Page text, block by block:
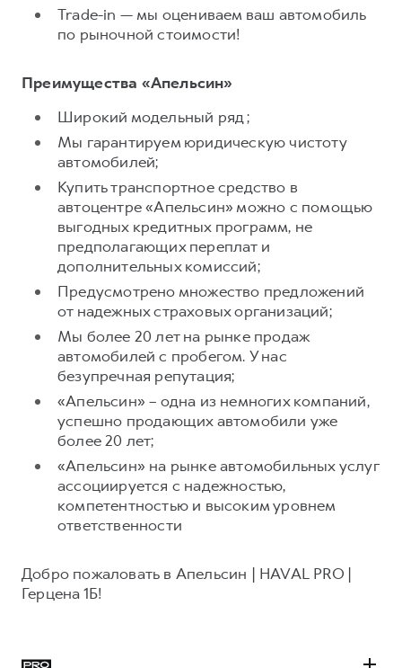
Trade-in — мы оцениваем ваш автомобиль
по рыночной стоимости!
Преимущества «Апельсин»
Широкий модельный ряд ;
Мы гарантируем юридическую чистоту
автомобилей;
Купить транспортное средство в
автоцентре «Апельсин» можно с помощью
выгодных кредитных программ, не
предполагающих переплат и
дополнительных комиссий;
Предусмотрено множество предложений
от надежных страховых организаций;
Мы более 20 лет на рынке продаж
автомобилей с пробегом. У нас
безупречная репутация;
«Апельсин» – одна из немногих компаний,
успешно продающих автомобили уже
более 20 лет;
«Апельсин» на рынке автомобильных услуг
ассоциируется с надежностью,
компетентностью и высоким уровнем
ответственности
Добро пожаловать в Апельсин | HAVAL PRO |
Герцена 1Б!